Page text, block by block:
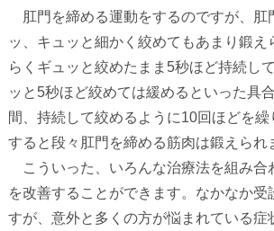
肛門を締める運動をするのですが、肛
ッ、キュッと細かく絞めてもあまり鍛え
らくギュッと絞めたまま 5秒ほど持続し
ッと 5秒ほど絞めては緩めるといった具
間、持続して絞めるように10回ほどを繰
すると段々肛門を締める筋肉は鍛えられ
こういった、いろんな治療法を組み合
を改善することができます。なかなか受
すが、意外と多くの方が悩まれている症